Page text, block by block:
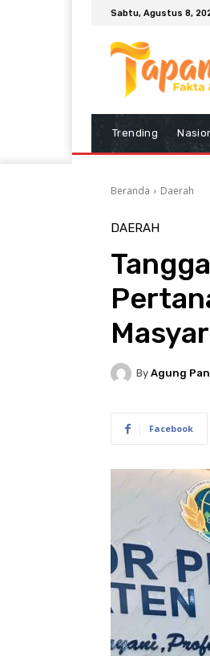
Sabtu, Agustus 8,
Trending
Beranda Daerah
DAERAH
By Agung
Facebook